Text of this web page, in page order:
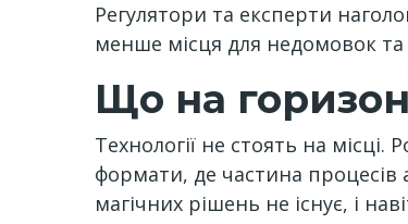
Регулятори та експерти
менше місця для недомовок та
Що на
Технології не стоять на
формати, де частина
магічних рішень не існує, і